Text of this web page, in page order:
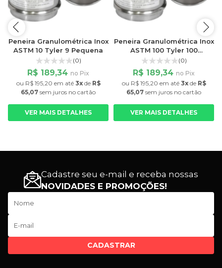
Peneira Granulométrica Inox
ASTM 10 Tyler 9 Pequena
(0)
R$ 189,34 no Pix
ou R$ 195,20 em até 3xde R$
65,07 sem juros no cartão
VER MAIS DETALHES
Peneira Granulométrica Inox
ASTM 100 Tyler 100
Pequena(0)
R$ 189,34 no Pix
ou R$ 195,20 em até 3xde R$
65,07 sem juros no cartão
VER MAIS DETALHES
Cadastre seu e-mail e receba nossas
NOVIDADES E PROMOÇÕES!
CADASTRAR